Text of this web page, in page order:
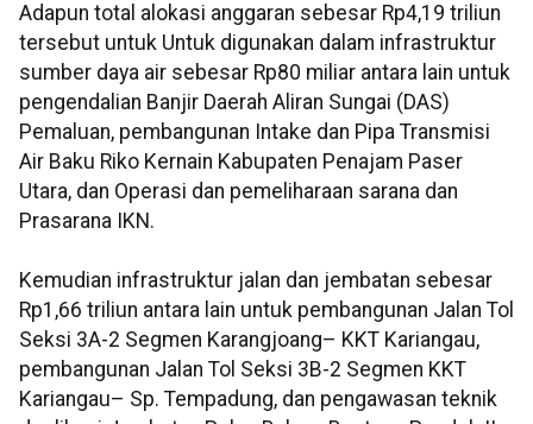
Adapun total alokasi anggaran sebesar Rp4,19 triliun
tersebut untuk Untuk digunakan dalam infrastruktur
sumber daya air sebesar Rp80 miliar antara lain untuk
pengendalian Banjir Daerah Aliran Sungai (DAS)
Pemaluan, pembangunan Intake dan Pipa Transmisi
Air Baku Riko Kernain Kabupaten Penajam Paser
Utara, dan Operasi dan pemeliharaan sarana dan
Prasarana IKN.
Kemudian infrastruktur jalan dan jembatan sebesar
Rp1,66 triliun antara lain untuk pembangunan Jalan Tol
Seksi 3A-2 Segmen Karangjoang– KKT Kariangau,
pembangunan Jalan Tol Seksi 3B-2 Segmen KKT
Kariangau– Sp. Tempadung, dan pengawasan teknik